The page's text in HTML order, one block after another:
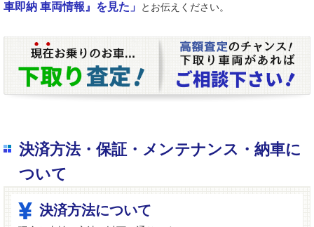
車即納 車両情報』を見た」
とお伝えください。
決済方法・保証・メンテナンス・納車に
ついて
決済方法について